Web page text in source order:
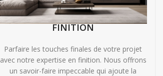
FINITION
Parfaire les touches finales de votre projet
avec notre expertise en finition. Nous offrons
un savoir-faire impeccable qui ajoute la